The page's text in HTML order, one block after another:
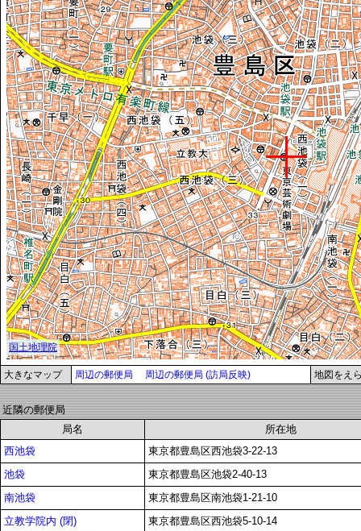
大きなマップ 周辺の郵便局 周辺の郵便局 (訪局反映) 地図をえ
近隣の郵便局
局名
所在地
西池袋
東京都豊島区西池袋3-22-13
池袋
東京都豊島区池袋2-40-13
南池袋
東京都豊島区南池袋1-21-10
立教学院内 (閉)
東京都豊島区西池袋5-10-14